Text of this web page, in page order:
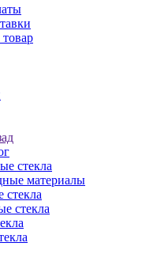
стекла
материалы
стекла
стекла